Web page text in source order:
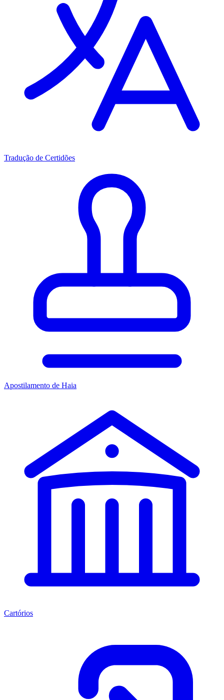
Tradução de Certidões
Apostilamento de Haia
Cartórios